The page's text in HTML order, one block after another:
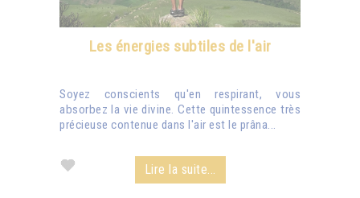
Les énergies subtiles de l'air
Soyez conscients qu'en respirant, vous
absorbez la vie divine. Cette quintessence très
précieuse contenue dans l'air est le prâna...
Lire la suite...